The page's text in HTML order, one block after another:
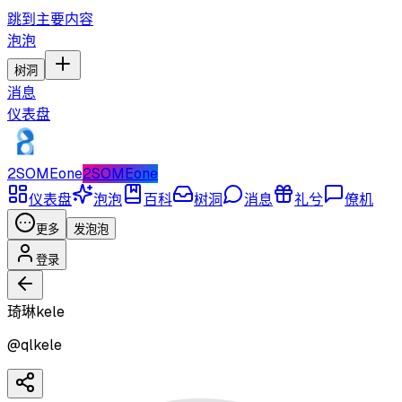
跳到主要内容
泡泡
树洞
消息
仪表盘
2SOMEone2SOMEone
仪表盘
泡泡 百科 树洞 消息 礼兮 僚机
更多 发泡泡
登录
琦琳kele
@qlkele